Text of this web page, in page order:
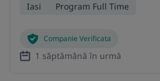
Iasi Program Full Time
Companie Verificata
1 săptămână în urmă